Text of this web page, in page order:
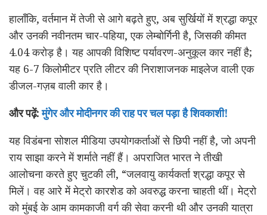
हालाँकि, वर्तमान में तेजी से आगे बढ़ते हुए, अब सुर्खियों में श्रद्धा कपूर
और उनकी नवीनतम चार-पहिया, एक लेम्बोर्गिनी है, जिसकी कीमत
4.04 करोड़ है। यह आपकी विशिष्ट पर्यावरण-अनुकूल कार नहीं है;
यह 6-7 किलोमीटर प्रति लीटर की निराशाजनक माइलेज वाली एक
डीजल-गज़ब वाली कार है।
और पढ़ें:मुंगेर और मोदीनगर की राह पर चल पड़ा है शिवकाशी!
यह विडंबना सोशल मीडिया उपयोगकर्ताओं से छिपी नहीं है, जो अपनी
राय साझा करने में शर्माते नहीं हैं। अपराजित भारत ने तीखी
आलोचना करते हुए चुटकी ली, “जलवायु कार्यकर्ता श्रद्धा कपूर से
मिलें। वह आरे में मेट्रो कारशेड को अवरुद्ध करना चाहती थीं। मेट्रो
को मुंबई के आम कामकाजी वर्ग की सेवा करनी थी और उनकी यात्रा